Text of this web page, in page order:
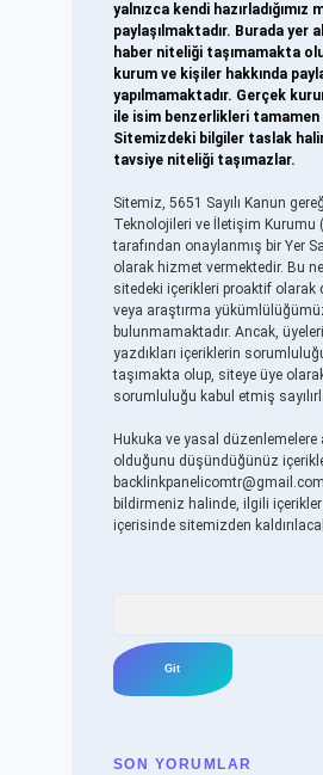
yalnızca kendi hazırladığımız
paylaşılmaktadır. Burada yer
haber niteliği taşımamakta
kurum ve kişiler hakkında
yapılmamaktadır. Gerçek
ile isim benzerlikleri
Sitemizdeki bilgiler taslak
tavsiye niteliği taşımazlar.
Sitemiz, 5651 Sayılı Kanun
Teknolojileri ve İletişim Kurumu
tarafından onaylanmış bir Yer
olarak hizmet vermektedir. Bu
sitedeki içerikleri proaktif olarak
veya araştırma
bulunmamaktadır. Ancak,
yazdıkları içeriklerin
taşımakta olup, siteye üye
sorumluluğu kabul etmiş
Hukuka ve yasal düzenlemelere
olduğunu düşündüğünüz
backlinkpanelicomtr@gmail.com
bildirmeniz halinde, ilgili
içerisinde sitemizden
SON YORUMLAR